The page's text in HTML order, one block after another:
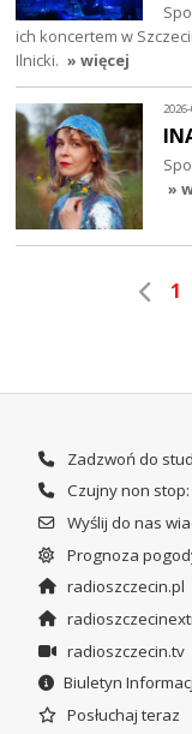
ich koncertem w
Ilnicki. » więcej
»
1
Zadzwoń do
Czujny non
Wyślij do nas
Prognoza
radioszczecin.pl
radioszczecin.tv
Biuletyn
Posłuchaj teraz